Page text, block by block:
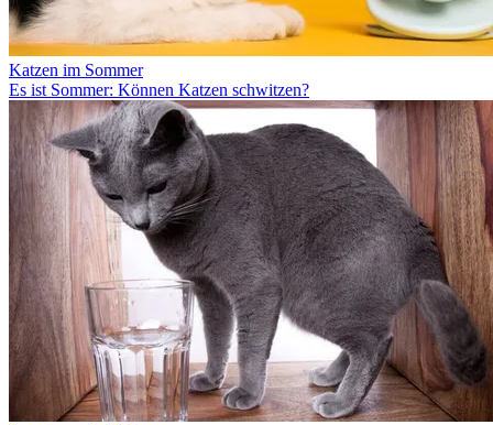
Katzen im Sommer
Es ist Sommer: Können Katzen schwitzen?